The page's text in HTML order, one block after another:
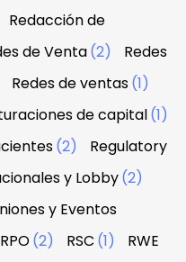
Redacción de
de Venta(2)
Redes
Redes de ventas(1)
de capital(1)
(2)
Regulatory
y Lobby(2)
y Eventos
RPO(2) RSC (1)
RWE